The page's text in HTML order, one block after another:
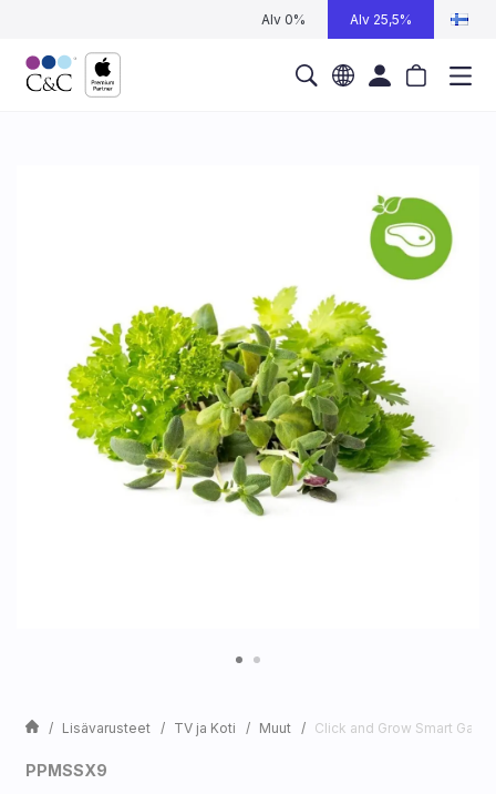
Alv 0% Alv 25,5%
Lisävarusteet TV ja Koti Muut Click and Grow Smart
PPMSSX9